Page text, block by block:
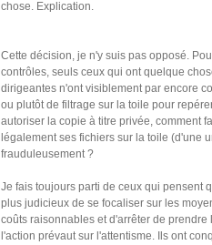
chose. Explication.
Cette décision, je n'y suis pas opposé.
contrôles, seuls ceux qui ont quelque
dirigeantes n'ont visiblement par encore
ou plutôt de filtrage sur la toile pour
autoriser la copie à titre privée, comment
légalement ses fichiers sur la toile (d'une
frauduleusement ?
Je fais toujours parti de ceux qui pensent
plus judicieux de se focaliser sur les
coûts raisonnables et d'arrêter de
l'action prévaut sur l'attentisme. Ils ont